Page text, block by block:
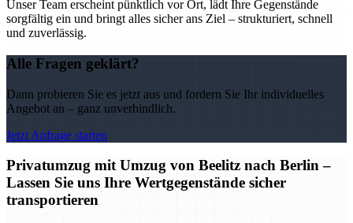
Unser Team erscheint pünktlich vor Ort, lädt Ihre Gegenstände
sorgfältig ein und bringt alles sicher ans Ziel – strukturiert, schnell
und zuverlässig.
Alle Fragen geklärt?
Dann probieren Sie es jetzt aus und fordern Sie Ihr individuelles
Angebot an – ganz unverbindlich.
Jetzt Anfrage starten
Privatumzug mit Umzug von Beelitz nach Berlin –
Lassen Sie uns Ihre Wertgegenstände sicher
transportieren